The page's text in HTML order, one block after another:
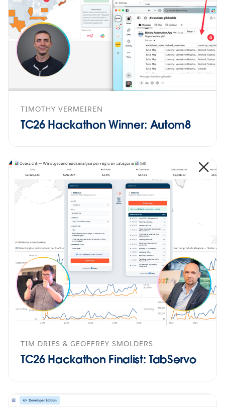
TIMOTHY VERMEIREN
TC26 Hackathon Winner: Autom8
TIM DRIES & GEOFFREY SMOLDERS
TC26 Hackathon Finalist: TabServo